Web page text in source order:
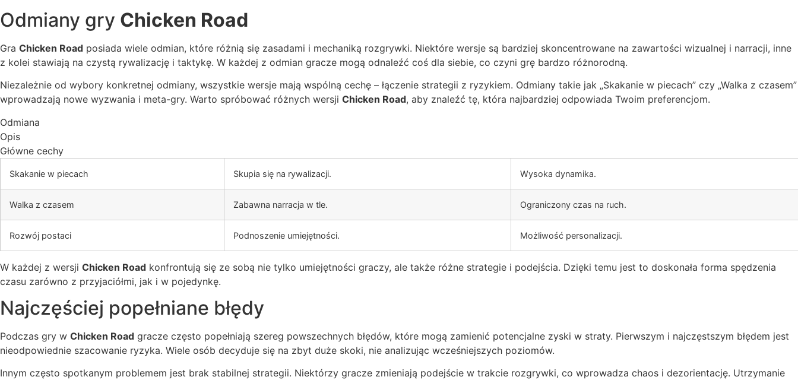
Odmiany gry Chicken Road
Gra Chicken Road posiada wiele odmian, które różnią się zasadami i mechaniką rozgrywki. Niektóre wersje są bardziej skoncentrowane na zawartości wizualnej i narracji, inne
z kolei stawiają na czystą rywalizację i taktykę. W każdej z odmian gracze mogą odnaleźć coś dla siebie, co czyni grę bardzo różnorodną.
Niezależnie od wybory konkretnej odmiany, wszystkie wersje mają wspólną cechę – łączenie strategii z ryzykiem. Odmiany takie jak „Skakanie w piecach” czy „Walka z czasem”
wprowadzają nowe wyzwania i meta-gry. Warto spróbować różnych wersji Chicken Road, aby znaleźć tę, która najbardziej odpowiada Twoim preferencjom.
Odmiana
Opis
Główne cechy
Skakanie w piecach Skupia się na rywalizacji. Wysoka dynamika.
Walka z czasem Zabawna narracja w tle. Ograniczony czas na ruch.
Rozwój postaci Podnoszenie umiejętności. Możliwość personalizacji.
W każdej z wersji Chicken Road konfrontują się ze sobą nie tylko umiejętności graczy, ale także różne strategie i podejścia. Dzięki temu jest to doskonała forma spędzenia
czasu zarówno z przyjaciółmi, jak i w pojedynkę.
Najczęściej popełniane błędy
Podczas gry w Chicken Road gracze często popełniają szereg powszechnych błędów, które mogą zamienić potencjalne zyski w straty. Pierwszym i najczęstszym błędem jest
nieodpowiednie szacowanie ryzyka. Wiele osób decyduje się na zbyt duże skoki, nie analizując wcześniejszych poziomów.
Innym często spotkanym problemem jest brak stabilnej strategii. Niektórzy gracze zmieniają podejście w trakcie rozgrywki, co wprowadza chaos i dezorientację. Utrzymanie